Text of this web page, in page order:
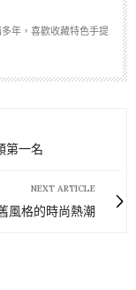
年，喜歡收藏特色手提
第一名
NEXT ARTICLE
風格的時尚熱潮